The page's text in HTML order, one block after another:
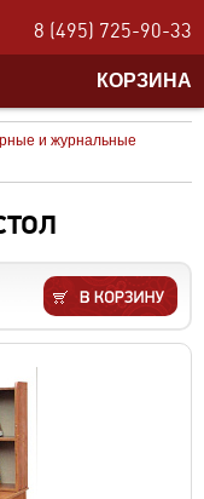
8 (495) 725-90-33
КОРЗИНА
и журнальные